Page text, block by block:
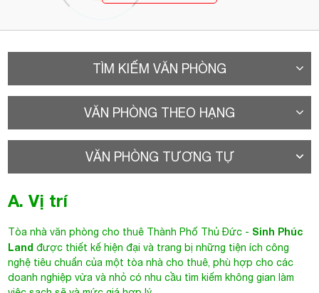
TÌM KIẾM VĂN PHÒNG
VĂN PHÒNG THEO HẠNG
VĂN PHÒNG TƯƠNG TỰ
A. Vị trí
Tòa nhà văn phòng cho thuê Thành Phố Thủ Đức - Sinh Phúc
Land được thiết kế hiện đại và trang bị những tiện ích công
nghệ tiêu chuẩn của một tòa nhà cho thuê, phù hợp cho các
doanh nghiệp vừa và nhỏ có nhu cầu tìm kiếm không gian làm